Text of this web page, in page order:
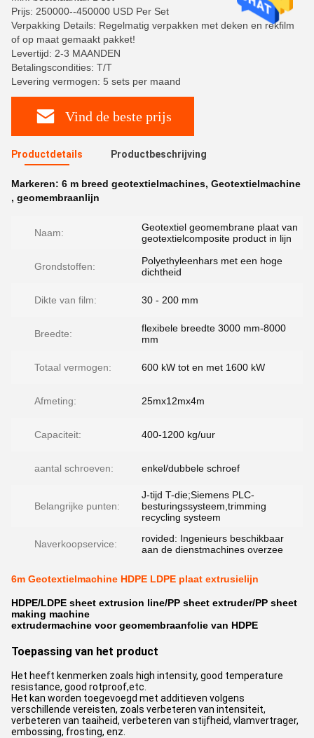
Prijs: 250000--450000 USD Per Set
Verpakking Details: Regelmatig verpakken met deken en rekfilm
of op maat gemaakt pakket!
Levertijd: 2-3 MAANDEN
Betalingscondities: T/T
Levering vermogen: 5 sets per maand
Vind de beste prijs
Productdetails Productbeschrijving
Markeren: 6 m breed geotextielmachines, Geotextielmachine
, geomembraanlijn
Naam:
Geotextiel geomembrane plaat van
geotextielcomposite product in lijn
Grondstoffen:
Polyethyleenhars met een hoge
dichtheid
Dikte van film: 30 - 200 mm
Breedte:
flexibele breedte 3000 mm-8000
mm
Totaal vermogen: 600 kW tot en met 1600 kW
Afmeting: 25mx12mx4m
Capaciteit: 400-1200 kg/uur
aantal schroeven: enkel/dubbele schroef
Belangrijke punten:
J-tijd T-die;Siemens PLC-
besturingssysteem,trimming
recycling systeem
Naverkoopservice:
rovided: Ingenieurs beschikbaar
aan de dienstmachines overzee
6m Geotextielmachine HDPE LDPE plaat extrusielijn
HDPE/LDPE sheet extrusion line/PP sheet extruder/PP sheet
making machine
extrudermachine voor geomembraanfolie van HDPE
Toepassing van het product
Het heeft kenmerken zoals high intensity, good temperature
resistance, good rotproof,etc.
Het kan worden toegevoegd met additieven volgens
verschillende vereisten, zoals verbeteren van intensiteit,
verbeteren van taaiheid, verbeteren van stijfheid, vlamvertrager,
embossing, frosting, enz.